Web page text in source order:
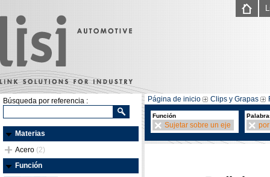
Búsqueda por referencia :
Materias
Acero (2)
Función
Página de inicio Clips y Grapas
Función
Sujetar sobre un eje